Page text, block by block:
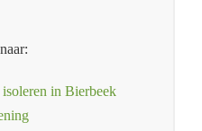
in Bierbeek